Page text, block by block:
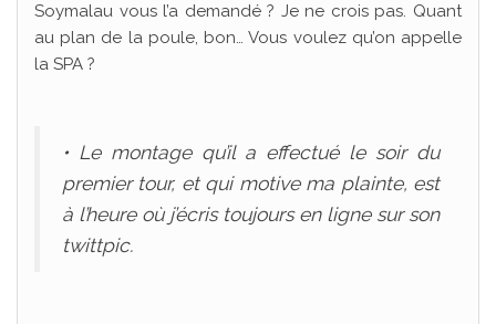
Soymalau vous l’a demandé ? Je ne crois pas. Quant
au plan de la poule, bon… Vous voulez qu’on appelle
la SPA ?
• Le montage qu’il a effectué le soir du
premier tour, et qui motive ma plainte, est
à l’heure où j’écris toujours en ligne sur son
twittpic.